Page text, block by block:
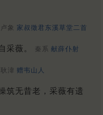
卢象 家叔徵君东溪草堂二首
采薇。 秦系 献薛仆射
耿湋 赠韦山人
筑无昔老，采薇有遗